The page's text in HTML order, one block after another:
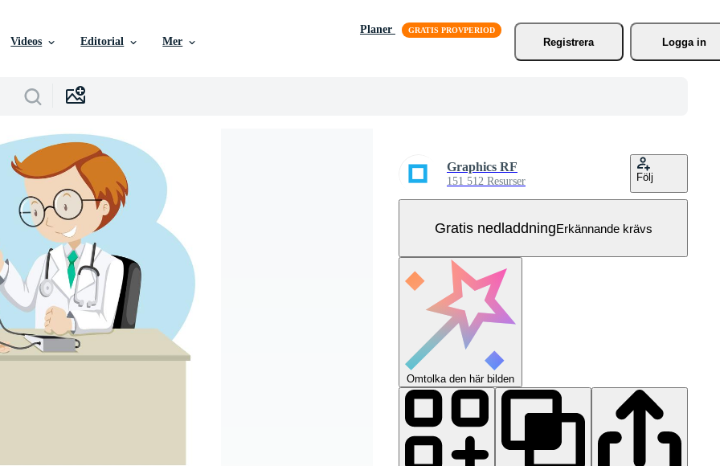
Videos Editorial Mer
Planer
Registrera
Logga in
Graphics RF
151 512 Resurser Följ
Gratis nedladdningErkännande krävs
Omtolka den här bilden